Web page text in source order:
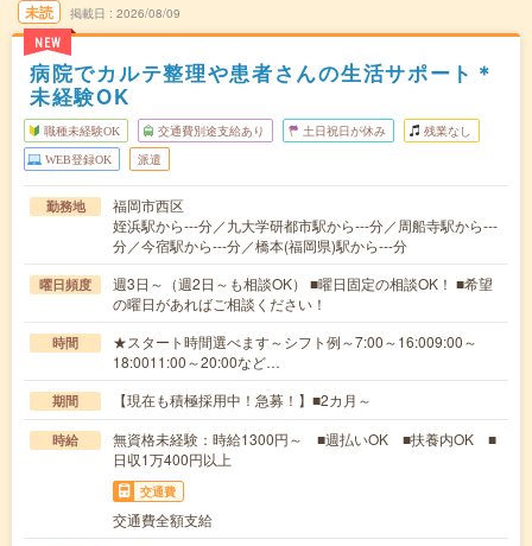
未読
NEW
掲載日 2026/08/09
病院でカルテ整理や患者さんの生活サポート＊
未経験OK
職種未経験OK 交通費別途支給あり 土日祝日が休み 残業なし
WEB登録OK 派遣
勤務地
福岡市西区
姪浜駅から---分／九大学研都市駅から---分／周船寺駅から---
分／今宿駅から---分／橋本(福岡県)駅から---分
曜日頻度
週3日～（週2日～も相談OK） ■曜日固定の相談OK！ ■希望
の曜日があればご相談ください！
時間
★スタート時間選べます～シフト例～7:00～16:009:00～
18:0011:00～20:00など…
期間 【現在も積極採用中！急募！】■2カ月～
時給
無資格未経験：時給1300円～ ■週払いOK ■扶養内OK ■
日収1万400円以上
交通費
交通費全額支給